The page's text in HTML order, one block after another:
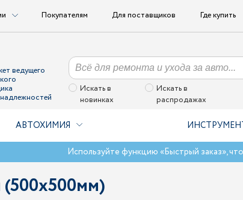
Покупателям Для поставщиков Где купить
ведущего
Искать в
новинках
Искать в
распродажах
АВТОХИМИЯ
Используйте функцию «Быстрый заказ»,